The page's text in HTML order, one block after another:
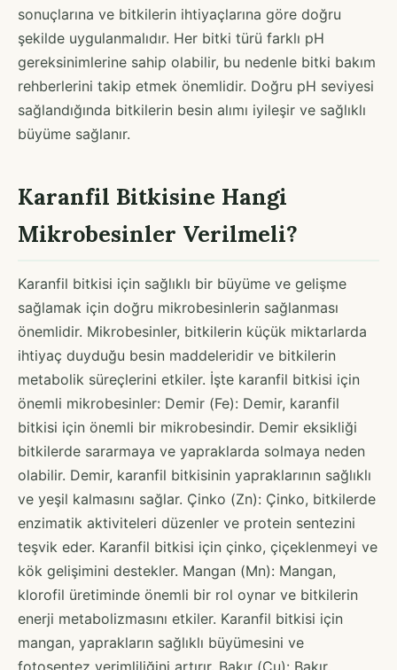
sonuçlarına ve bitkilerin ihtiyaçlarına göre doğru
şekilde uygulanmalıdır. Her bitki türü farklı pH
gereksinimlerine sahip olabilir, bu nedenle bitki bakım
rehberlerini takip etmek önemlidir. Doğru pH seviyesi
sağlandığında bitkilerin besin alımı iyileşir ve sağlıklı
büyüme sağlanır.
Karanfil Bitkisine Hangi
Mikrobesinler Verilmeli?
Karanfil bitkisi için sağlıklı bir büyüme ve gelişme
sağlamak için doğru mikrobesinlerin sağlanması
önemlidir. Mikrobesinler, bitkilerin küçük miktarlarda
ihtiyaç duyduğu besin maddeleridir ve bitkilerin
metabolik süreçlerini etkiler. İşte karanfil bitkisi için
önemli mikrobesinler: Demir (Fe): Demir, karanfil
bitkisi için önemli bir mikrobesindir. Demir eksikliği
bitkilerde sararmaya ve yapraklarda solmaya neden
olabilir. Demir, karanfil bitkisinin yapraklarının sağlıklı
ve yeşil kalmasını sağlar. Çinko (Zn): Çinko, bitkilerde
enzimatik aktiviteleri düzenler ve protein sentezini
teşvik eder. Karanfil bitkisi için çinko, çiçeklenmeyi ve
kök gelişimini destekler. Mangan (Mn): Mangan,
klorofil üretiminde önemli bir rol oynar ve bitkilerin
enerji metabolizmasını etkiler. Karanfil bitkisi için
mangan, yaprakların sağlıklı büyümesini ve
fotosentez verimliliğini artırır. Bakır (Cu): Bakır,